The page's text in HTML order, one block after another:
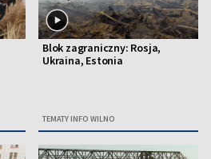
Blok zagraniczny: Rosja,
Ukraina, Estonia
TEMATY INFO WILNO